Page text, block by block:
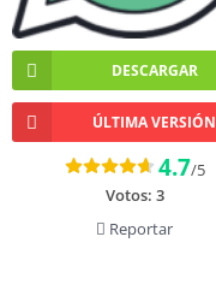
DESCARGAR
ÚLTIMA VERSIÓN
4.7/5
Votos: 3
Reportar